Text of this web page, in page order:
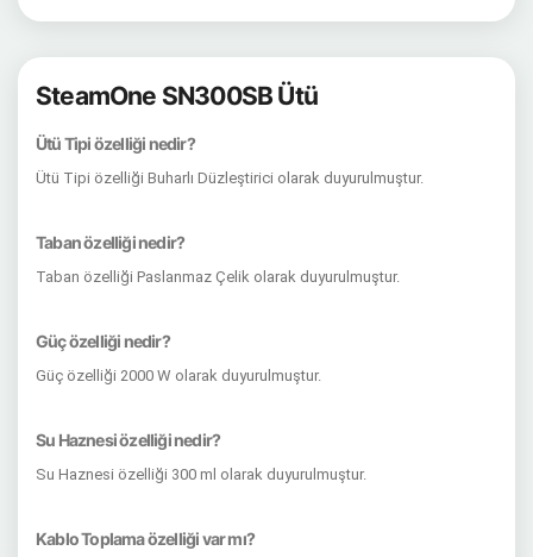
SteamOne SN300SB Ütü
Ütü Tipi özelliği nedir?
Ütü Tipi özelliği Buharlı Düzleştirici olarak duyurulmuştur.
Taban özelliği nedir?
Taban özelliği Paslanmaz Çelik olarak duyurulmuştur.
Güç özelliği nedir?
Güç özelliği 2000 W olarak duyurulmuştur.
Su Haznesi özelliği nedir?
Su Haznesi özelliği 300 ml olarak duyurulmuştur.
Kablo Toplama özelliği var mı?